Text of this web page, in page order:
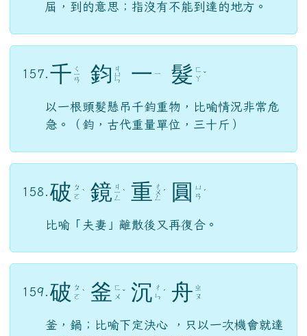
屆，到的意思；指沒有不能到達的地方。
157. 千 ㄑ
ㄧ
ㄢ 鈞 ㄐ
ㄩ
ㄣ 一 ㄧ 髮 ㄈ
ㄚ ˇ
以一根頭髮懸吊千鈞重物，比喻情況非常危
急。（鈞，古代重量單位，三十斤）
158. 破 ㄆ
ㄛ ˋ 鏡 ㄐ
ㄧ
ㄥ
ˋ 重 ㄔ
ㄨ
ㄥ
ˊ 圓
ㄩ
ㄢ ˊ
比喻「夫妻」離散後又再復合。
159. 破 ㄆ
ㄛ ˋ 釜 ㄈ
ㄨ ˇ 沉 ㄔ
ㄣ ˊ 舟 ㄓ
ㄡ
釜，鍋；比喻下定決心 ，只以一次機會就達